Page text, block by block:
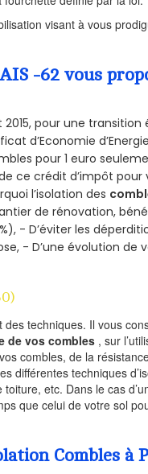
visant à vous
-62 vous
pour une
d’Economie
pour 1 euro
ce crédit d’impôt pour
l’isolation des
de rénovation,
- D’éviter les
- D’une évolution de
techniques. Il vous
de vos combles , sur
combles, de la
différentes techniques
etc. Dans le cas
que celui de votre sol
Combles à